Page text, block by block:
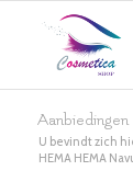
Aanbiedingen
U bevindt zich
HEMA HEMA